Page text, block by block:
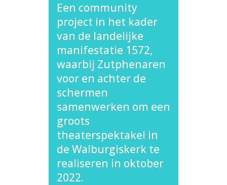
Een community
project in het kader
van de landelijke
manifestatie 1572,
waarbij Zutphenaren
voor en achter de
schermen
samenwerken om een
groots
theaterspektakel in
de Walburgiskerk te
realiseren in oktober
2022.